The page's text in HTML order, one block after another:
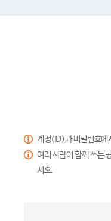
계정(ID)과 비밀번호에
여러 사람이 함께 쓰는
시오.